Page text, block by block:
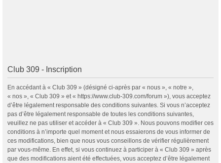
Club 309 - Inscription
En accédant à « Club 309 » (désigné ci-après par « nous », « notre »,
« nos », « Club 309 » et « https://www.club-309.com/forum »), vous acceptez
d’être légalement responsable des conditions suivantes. Si vous n’acceptez
pas d’être légalement responsable de toutes les conditions suivantes,
veuillez ne pas utiliser et accéder à « Club 309 ». Nous pouvons modifier ces
conditions à n’importe quel moment et nous essaierons de vous informer de
ces modifications, bien que nous vous conseillons de vérifier régulièrement
par vous-même. En effet, si vous continuez à participer à « Club 309 » après
que des modifications aient été effectuées, vous acceptez d’être légalement